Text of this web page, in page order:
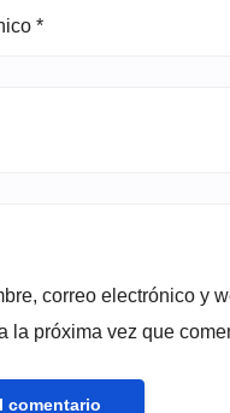
*
correo electrónico y
la próxima vez que